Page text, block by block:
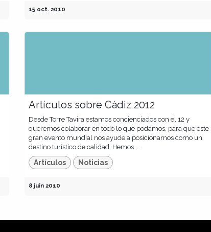
15 oct. 2010
Artículos sobre Cádiz 2012
Desde Torre Tavira estamos concienciados con el 12 y
queremos colaborar en todo lo que podamos, para que este
gran evento mundial nos ayude a posicionarnos como un
destino turístico de calidad. Hemos ...
Artículos Noticias
8 juin 2010